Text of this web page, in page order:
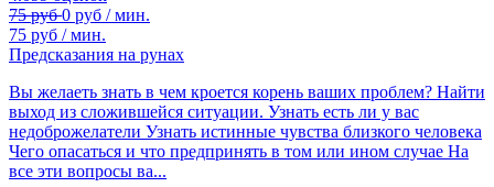
75 руб / мин.
Предсказания на рунах
Вы желаеть знать в чем кроется корень ваших проблем? Найти
выход из сложившейся ситуации. Узнать есть ли у вас
недоброжелатели Узнать истинные чувства близкого человека
Чего опасаться и что предпринять в том или ином случае На
все эти вопросы ва...